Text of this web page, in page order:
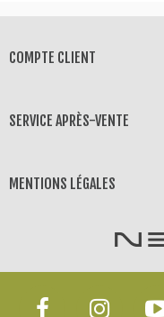
COMPTE CLIENT
SERVICE APRÈS-VENTE
MENTIONS LÉGALES